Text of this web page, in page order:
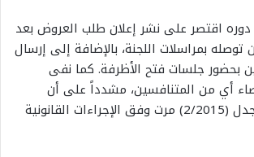
اقتصر على نشر إعلان طلب العروض بعد
توصله بمراسلات اللجنة، بالإضافة إلى إرسال
بحضور جلسات فتح الأظرفة. كما نفى
أي من المتنافسين، مشدداً على أن
الصفقة المثيرة للجدل (2/2015) مرت وفق الإجراءات القانونية